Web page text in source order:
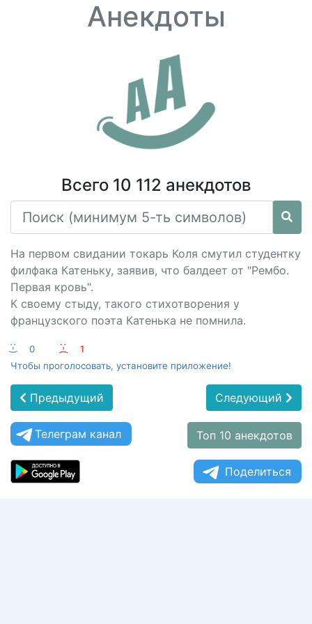
Анекдоты
Всего 10 112 анекдотов
На первом свидании токарь Коля смутил студентку
филфака Катеньку, заявив, что балдеет от "Рембо.
Первая кровь".
К своему стыду, такого стихотворения у
французского поэта Катенька не помнила.
:-) 0 :-(
1
Чтобы проголосовать, установите приложение!
Предыдущий Следующий
Телеграм канал Топ 10 анекдотов
Поделиться